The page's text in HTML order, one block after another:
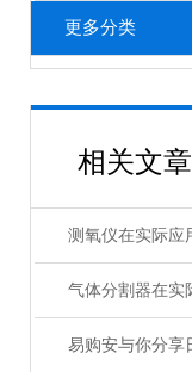
更多分类
相关文章